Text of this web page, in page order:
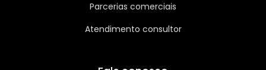
Parcerias comerciais
Atendimento consultor